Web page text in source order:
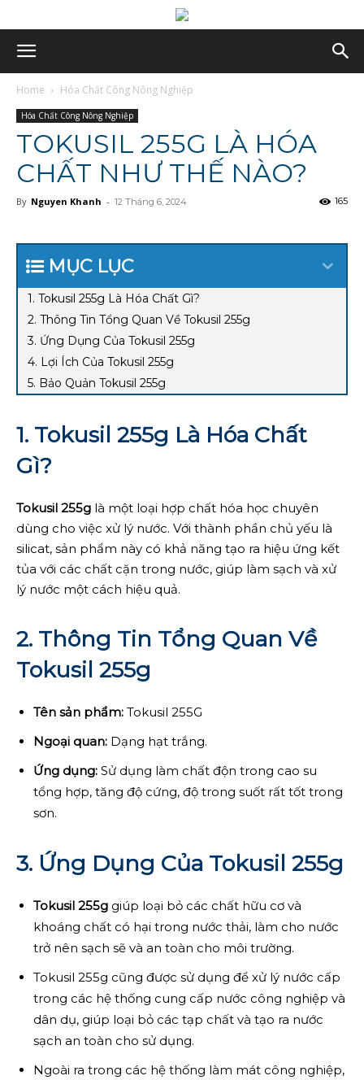
Home Hóa Chất Công Nông Nghiệp
Hóa Chất Công Nông Nghiệp
TOKUSIL 255G LÀ HÓA
CHẤT NHƯ THẾ NÀO?
By Nguyen Khanh - 12 Tháng 6, 2024 165
MỤC LỤC
1. Tokusil 255g Là Hóa Chất Gì?
2. Thông Tin Tổng Quan Về Tokusil 255g
3. Ứng Dụng Của Tokusil 255g
4. Lợi Ích Của Tokusil 255g
5. Bảo Quản Tokusil 255g
1. Tokusil 255g Là Hóa Chất
Gì?
Tokusil 255g là một loại hợp chất hóa học chuyên
dùng cho việc xử lý nước. Với thành phần chủ yếu là
silicat, sản phẩm này có khả năng tạo ra hiệu ứng kết
tủa với các chất cặn trong nước, giúp làm sạch và xử
lý nước một cách hiệu quả.
2. Thông Tin Tổng Quan Về
Tokusil 255g
Tên sản phẩm: Tokusil 255G
Ngoại quan: Dạng hạt trắng.
Ứng dụng: Sử dụng làm chất độn trong cao su
tổng hợp, tăng độ cứng, độ trong suốt rất tốt trong
sơn.
3. Ứng Dụng Của Tokusil 255g
Tokusil 255g giúp loại bỏ các chất hữu cơ và
khoáng chất có hại trong nước thải, làm cho nước
trở nên sạch sẽ và an toàn cho môi trường.
Tokusil 255g cũng được sử dụng để xử lý nước cấp
trong các hệ thống cung cấp nước công nghiệp và
dân dụ, giúp loại bỏ các tạp chất và tạo ra nước
sạch an toàn cho sử dụng.
Ngoài ra trong các hệ thống làm mát công nghiệp,